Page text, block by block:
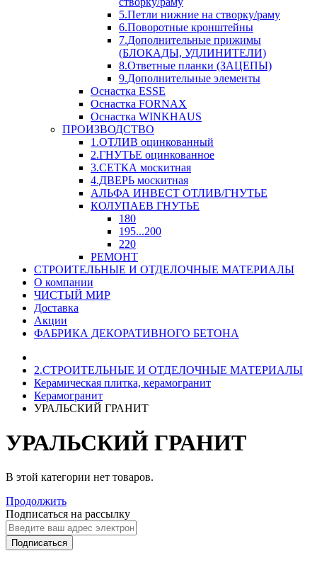
5.Петли нижние на створку/раму
6.Поворотные кронштейны
7.Дополнительные прижимы
(БЛОКАДЫ, УДЛИНИТЕЛИ)
8.Ответные планки (ЗАЦЕПЫ)
9.Дополнительные элементы
Оснастка ESSE
Оснастка FORNAX
Оснастка WINKHAUS
ПРОИЗВОДСТВО
1.ОТЛИВ оцинкованный
2.ГНУТЬЕ оцинкованное
3.СЕТКА москитная
4.ДВЕРЬ москитная
АЛЬФА ИНВЕСТ ОТЛИВ/ГНУТЬЕ
КОЛУПАЕВ ГНУТЬЕ
180
195...200
220
РЕМОНТ
СТРОИТЕЛЬНЫЕ И ОТДЕЛОЧНЫЕ МАТЕРИАЛЫ
О компании
ЧИСТЫЙ МИР
Доставка
Акции
ФАБРИКА ДЕКОРАТИВНОГО БЕТОНА
2.СТРОИТЕЛЬНЫЕ И ОТДЕЛОЧНЫЕ МАТЕРИАЛЫ
Керамическая плитка, керамогранит
Керамогранит
УРАЛЬСКИЙ ГРАНИТ
УРАЛЬСКИЙ ГРАНИТ
В этой категории нет товаров.
Продолжить
Подписаться на рассылку
Подписаться